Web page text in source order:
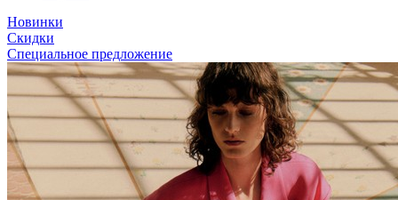
Новинки
Скидки
Специальное предложение